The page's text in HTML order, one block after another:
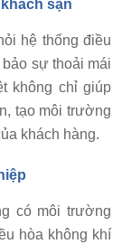
sạn
hệ thống điều
sự thoải mái
không chỉ giúp
tạo môi trường
khách hàng.
có môi trường
hòa không khí